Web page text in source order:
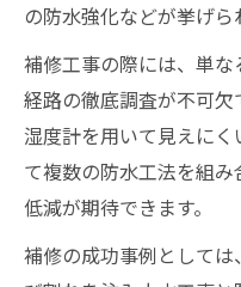
の防水強化などが挙げら
補修工事の際には、単
経路の徹底調査が不可
湿度計を用いて見えに
て複数の防水工法を組
低減が期待できます。
補修の成功事例としては